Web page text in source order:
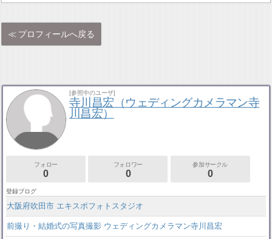
プロフィールへ戻る
[参照中のユーザ]
寺川昌宏（ウェディングカメラマン寺
川昌宏）
フォロー
0
フォロワー
0
参加サークル
0
登録ブログ
大阪府吹田市 エキスポフォトスタジオ
前撮り・結婚式の写真撮影 ウェディングカメラマン寺川昌宏